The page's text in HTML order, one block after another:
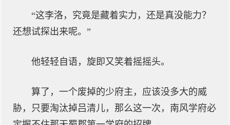
“这李洛，究竟是藏着实力，还是真没能力？
还想试探出来呢。”
他轻轻自语，旋即又笑着摇摇头。
算了，一个废掉的少府主，应该没多大的威
胁，只要淘汰掉吕清儿，那么这一次，南风学府必